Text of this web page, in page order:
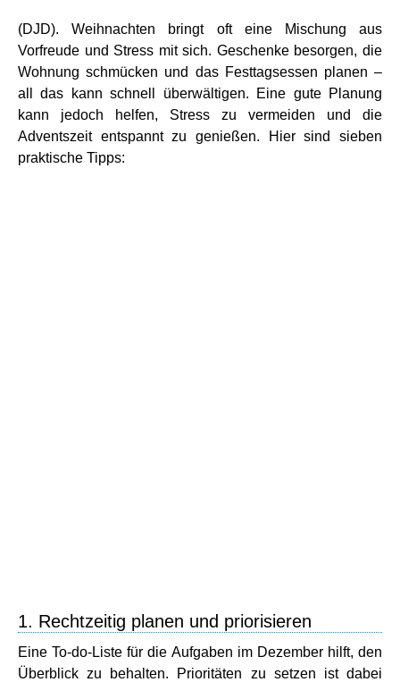
(DJD). Weihnachten bringt oft eine Mischung aus
Vorfreude und Stress mit sich. Geschenke besorgen, die
Wohnung schmücken und das Festtagsessen planen –
all das kann schnell überwältigen. Eine gute Planung
kann jedoch helfen, Stress zu vermeiden und die
Adventszeit entspannt zu genießen. Hier sind sieben
praktische Tipps:
1. Rechtzeitig planen und priorisieren
Eine To-do-Liste für die Aufgaben im Dezember hilft, den
Überblick zu behalten. Prioritäten zu setzen ist dabei